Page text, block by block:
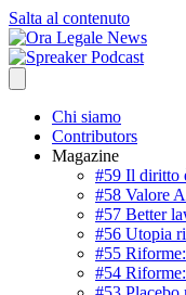
Salta al contenuto
Chi siamo
Contributors
Magazine
#59 Il diritto
#58 Valore A
#57 Better
#56 Utopia
#55
#54